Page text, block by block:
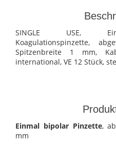
SINGLE USE,
Koagulationspinzette,
Spitzenbreite 1 mm,
international, VE 12 Stück,
Einmal bipolar Pinzette,
mm